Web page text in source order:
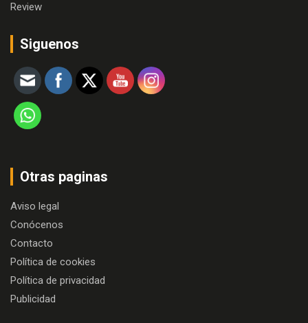
Review
Siguenos
Otras paginas
Aviso legal
Conócenos
Contacto
Política de cookies
Política de privacidad
Publicidad